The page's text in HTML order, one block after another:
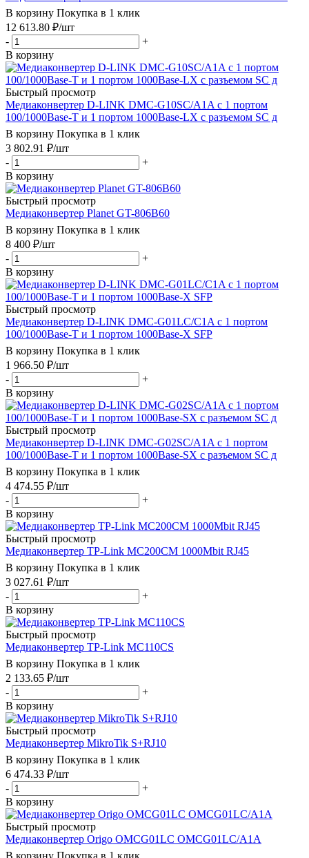
В корзину Покупка в 1 клик
12 613.80 ₽/шт
-
+
В корзину
Быстрый просмотр
Медиаконвертер D-LINK DMC-G10SC/A1A с 1 портом
100/1000Base-T и 1 портом 1000Base-LX с разъемом SC д
В корзину Покупка в 1 клик
3 802.91 ₽/шт
-
+
В корзину
Быстрый просмотр
Медиаконвертер Planet GT-806B60
В корзину Покупка в 1 клик
8 400 ₽/шт
-
+
В корзину
Быстрый просмотр
Медиаконвертер D-LINK DMC-G01LC/C1A с 1 портом
100/1000Base-T и 1 портом 1000Base-X SFP
В корзину Покупка в 1 клик
1 966.50 ₽/шт
-
+
В корзину
Быстрый просмотр
Медиаконвертер D-LINK DMC-G02SC/A1A с 1 портом
100/1000Base-T и 1 портом 1000Base-SX с разъемом SC д
В корзину Покупка в 1 клик
4 474.55 ₽/шт
-
+
В корзину
Быстрый просмотр
Медиаконвертер TP-Link MC200CM 1000Mbit RJ45
В корзину Покупка в 1 клик
3 027.61 ₽/шт
-
+
В корзину
Быстрый просмотр
Медиаконвертер TP-Link MC110CS
В корзину Покупка в 1 клик
2 133.65 ₽/шт
-
+
В корзину
Быстрый просмотр
Медиаконвертер MikroTik S+RJ10
В корзину Покупка в 1 клик
6 474.33 ₽/шт
-
+
В корзину
Быстрый просмотр
Медиаконвертер Origo OMCG01LC OMCG01LC/A1A
В корзину Покупка в 1 клик